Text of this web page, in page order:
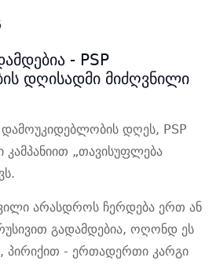
- PSP
დღისადმი მიძღვნილი
დღეს, PSP
კამპანიით „თავისუფლება
არასდროს ჩერდება ერთ ან
გადამდებია, ოღონდ ეს
პირიქით - ერთადერთი კარგი